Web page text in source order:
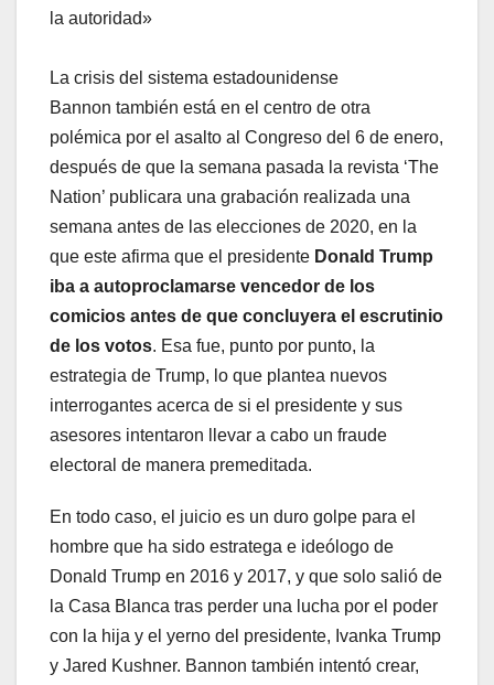
la autoridad»
La crisis del sistema estadounidense
Bannon también está en el centro de otra
polémica por el asalto al Congreso del 6 de enero,
después de que la semana pasada la revista ‘The
Nation’ publicara una grabación realizada una
semana antes de las elecciones de 2020, en la
que este afirma que el presidente Donald Trump
iba a autoproclamarse vencedor de los
comicios antes de que concluyera el escrutinio
de los votos. Esa fue, punto por punto, la
estrategia de Trump, lo que plantea nuevos
interrogantes acerca de si el presidente y sus
asesores intentaron llevar a cabo un fraude
electoral de manera premeditada.
En todo caso, el juicio es un duro golpe para el
hombre que ha sido estratega e ideólogo de
Donald Trump en 2016 y 2017, y que solo salió de
la Casa Blanca tras perder una lucha por el poder
con la hija y el yerno del presidente, Ivanka Trump
y Jared Kushner. Bannon también intentó crear,